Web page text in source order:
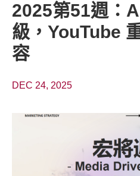
2025第51週：
級，YouTube
容
DEC 24, 2025